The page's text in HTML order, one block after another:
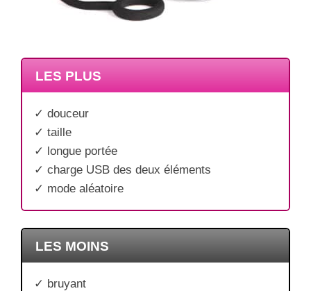
LES PLUS
✓ douceur
✓ taille
✓ longue portée
✓ charge USB des deux éléments
✓ mode aléatoire
LES MOINS
✓ bruyant